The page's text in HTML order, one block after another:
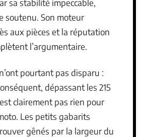
sa stabilité impeccable,
soutenu. Son moteur
aux pièces et la réputation
l’argumentaire.
pourtant pas disparu :
dépassant les 215
clairement pas rien pour
Les petits gabarits
gênés par la largeur du